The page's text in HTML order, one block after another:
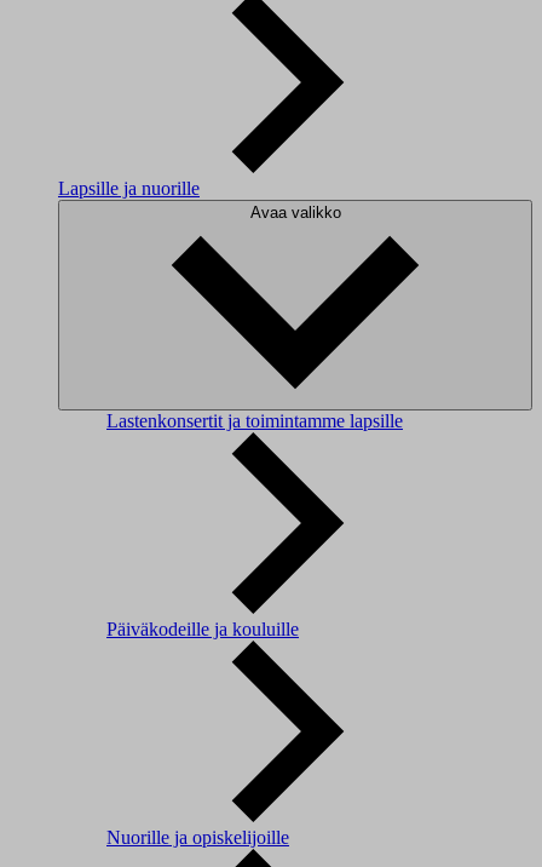
Lapsille ja nuorille
Avaa valikko
Lastenkonsertit ja toimintamme lapsille
Päiväkodeille ja kouluille
Nuorille ja opiskelijoille